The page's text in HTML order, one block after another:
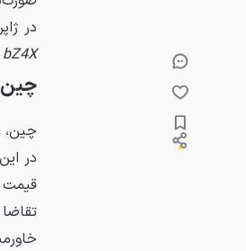
در ژاپن 11.1 درصد رشد کرد؛ رشدی که تویوتا آن را به تقاضای
bZ4X
چین،